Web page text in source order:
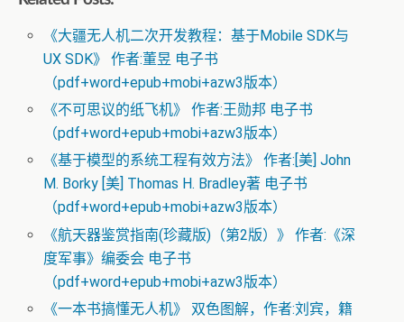
《大疆无人机二次开发教程：基于Mobile SDK与
UX SDK》 作者:董昱 电子书
（pdf+word+epub+mobi+azw3版本）
《不可思议的纸飞机》 作者:王勋邦 电子书
（pdf+word+epub+mobi+azw3版本）
《基于模型的系统工程有效方法》 作者:[美] John
M. Borky [美] Thomas H. Bradley著 电子书
（pdf+word+epub+mobi+azw3版本）
《航天器鉴赏指南(珍藏版)（第2版）》 作者:《深
度军事》编委会 电子书
（pdf+word+epub+mobi+azw3版本）
《一本书搞懂无人机》 双色图解，作者:刘宾，籍